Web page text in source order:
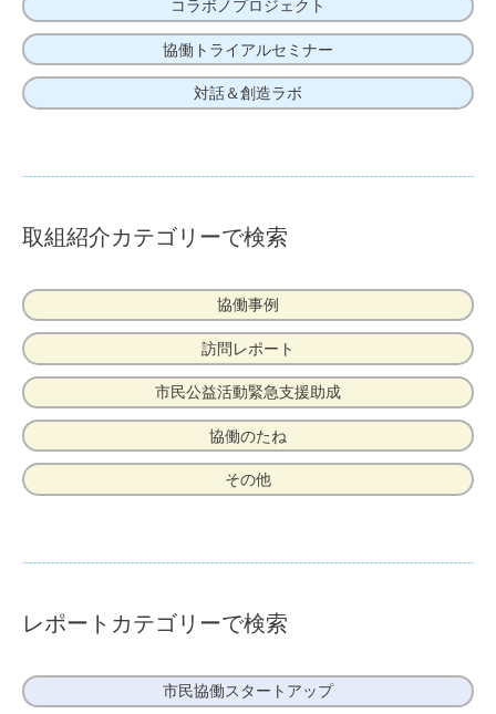
コラボノプロジェクト
協働トライアルセミナー
対話＆創造ラボ
取組紹介カテゴリーで検索
協働事例
訪問レポート
市民公益活動緊急支援助成
協働のたね
その他
レポートカテゴリーで検索
市⺠協働スタートアップ